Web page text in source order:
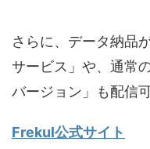
さらに、データ納品
サービス」や、通常
バージョン」も配信
Frekul公式サイト